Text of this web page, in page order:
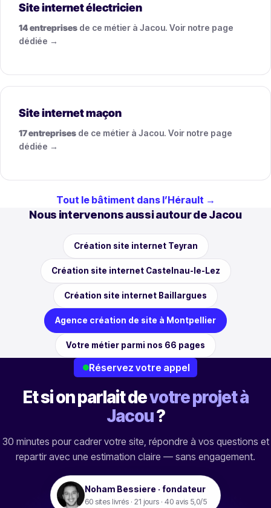
Site internet électricien
14 entreprises de ce métier à Jacou. Voir notre page
dédiée →
Site internet maçon
17 entreprises de ce métier à Jacou. Voir notre page
dédiée →
Tout le bâtiment dans l’Hérault →
Nous intervenons aussi autour de Jacou
Création site internet Teyran
Création site internet Castelnau-le-Lez
Création site internet Baillargues
Agence création de site à Montpellier
Votre métier parmi nos 66 pages
Réservez votre appel
Et si on parlait devotre projet à
Jacou?
30 minutes pour cadrer votre site, répondre à vos questions et
repartir avec une estimation claire — sans engagement.
Noham Bessiere · fondateur
60 sites livrés · 21 jours · 40 avis 5,0/5